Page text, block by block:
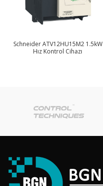
Schneider ATV12HU15M2 1.5kW
Hız Kontrol Cihazı